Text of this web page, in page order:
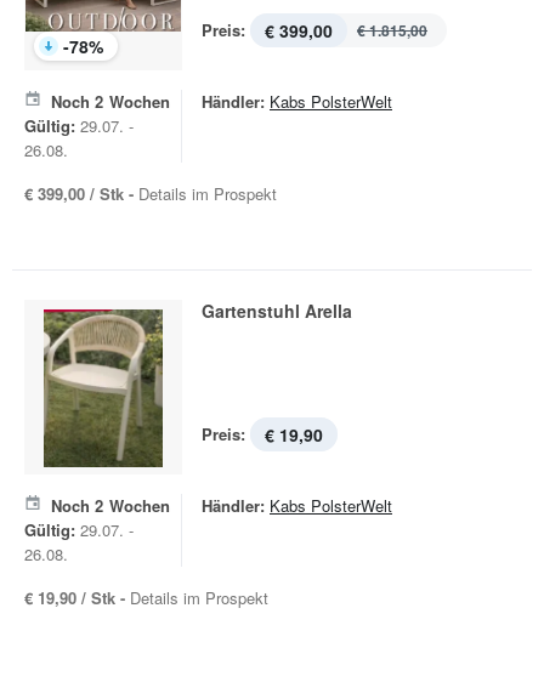
-78%
Preis: € 399,00 € 1.815,00
Noch 2 Wochen
Gültig: 29.07. -
26.08.
Händler: Kabs PolsterWelt
€ 399,00 / Stk - Details im Prospekt
Gartenstuhl Arella
Preis: € 19,90
Noch 2 Wochen
Gültig: 29.07. -
26.08.
Händler: Kabs PolsterWelt
€ 19,90 / Stk - Details im Prospekt